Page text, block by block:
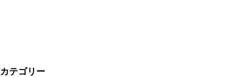
ン
カテゴリー